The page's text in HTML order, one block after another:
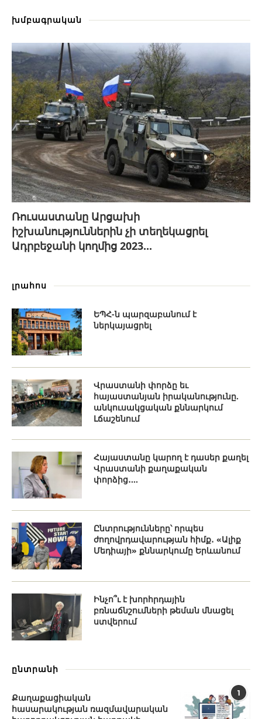
խմբագրական
Ռուսաստանը Արցախի
իշխանություններին չի տեղեկացրել
Ադրբեջանի կողմից 2023...
լրահոս
ԵՊՀ-ն պարզաբանում է
ներկայացրել
Վրաստանի փորձը եւ
հայաստանյան իրականությունը.
անկուսակցական քննարկում
Լճաշենում
Հայաստանը կարող է դասեր քաղել
Վրաստանի քաղաքական
փորձից․...
Ընտրությունները՝ որպես
ժողովրդավարության հիմք․ «Ալիք
Մեդիայի» քննարկումը Երևանում
Ինչո՞ւ է խորհրդային
բռնաճնշումների թեման մնացել
ստվերում
ընտրանի
1
Քաղաքացիական
հասարակության ռազմավարական